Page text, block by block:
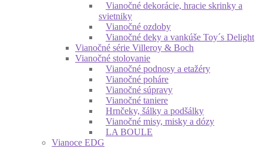
Vianočné dekorácie, hracie skrinky a
svietniky
Vianočné ozdoby
Vianočné deky a vankúše Toy´s Delight
Vianočné série Villeroy & Boch
Vianočné stolovanie
Vianočné podnosy a etažéry
Vianočné poháre
Vianočné súpravy
Vianočné taniere
Hrnčeky, šálky a podšálky
Vianočné misy, misky a dózy
LA BOULE
Vianoce EDG